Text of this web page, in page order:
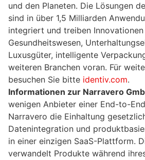
und den Planeten. Die Lösungen
sind in über 1,5 Milliarden
integriert und treiben
Gesundheitswesen,
Luxusgüter, intelligente
weiteren Branchen voran. Für
besuchen Sie bitte identiv.com.
Informationen zur Narravero
wenigen Anbieter einer End-to-
Narravero die Einhaltung
Datenintegration und
in einer einzigen SaaS-Plattform.
verwandelt Produkte während